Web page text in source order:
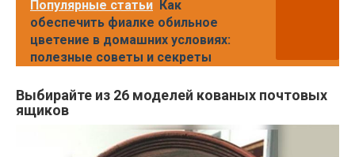
Популярные статьи Как
обеспечить фиалке обильное
цветение в домашних условиях:
полезные советы и секреты
Выбирайте из 26 моделей кованых почтовых
ящиков